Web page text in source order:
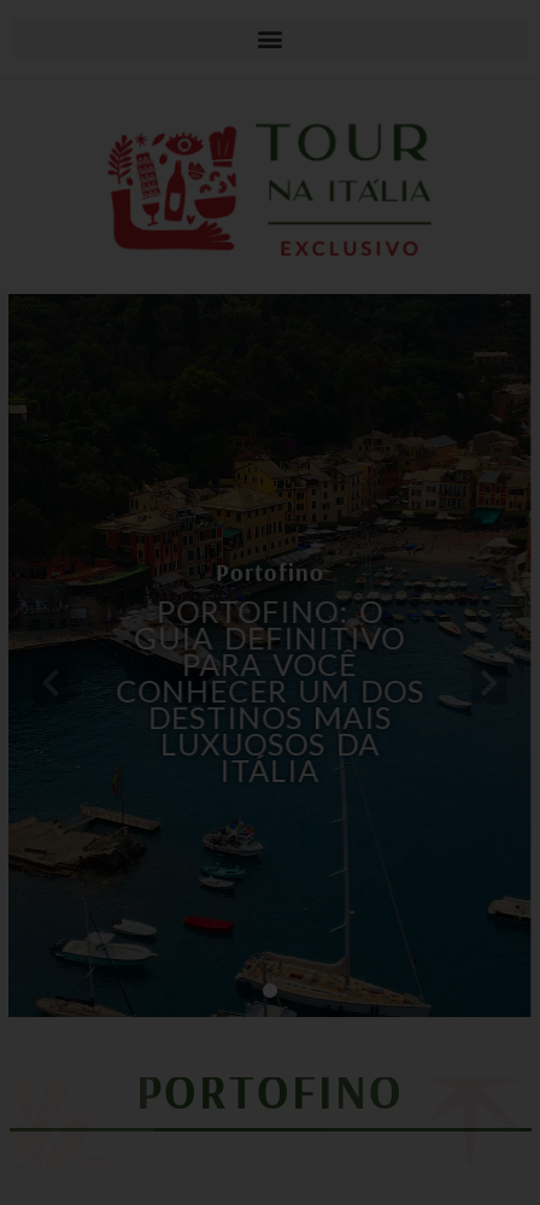
Portofino
PORTOFINO: O
GUIA DEFINITIVO
PARA VOCÊ
CONHECER UM DOS
DESTINOS MAIS
LUXUOSOS DA
ITÁLIA
PORTOFINO